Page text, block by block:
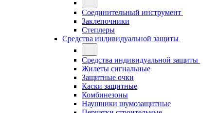
Соединительный инструмент
Заклепочники
Степлеры
Средства индивидуальной защиты
Средства индивидуальной защиты
Жилеты сигнальные
Защитные очки
Каски защитные
Комбинезоны
Наушники шумозащитные